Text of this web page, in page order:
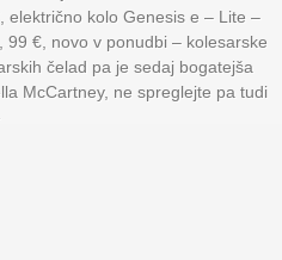
električno kolo Genesis e – Lite –
€, novo v ponudbi – kolesarske
čelad pa je sedaj bogatejša
McCartney, ne spreglejte pa tudi